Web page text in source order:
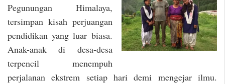
Pegunungan Himalaya,
tersimpan kisah perjuangan
pendidikan yang luar biasa.
Anak-anak di desa-desa
terpencil menempuh
perjalanan ekstrem setiap hari demi mengejar ilmu.